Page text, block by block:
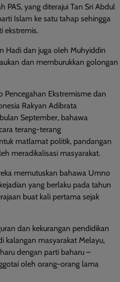
PAS, yang diterajui Tan Sri Abdul
Islam ke satu tahap sehingga
ekstremis.
Hadi dan juga oleh Muhyiddin
dan memburukkan golongan
Pencegahan Ekstremisme dan
Rakyan Adibrata
September, bahawa
terang-terang
matlamat politik, pandangan
meradikalisasi masyarakat.
memutuskan bahawa Umno
yang berlaku pada tahun
buat kali pertama sejak
dan kekurangan pendidikan
kalangan masyarakat Melayu,
dengan parti baharu –
oleh orang-orang lama